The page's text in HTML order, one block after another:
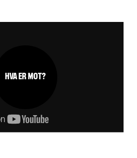
HVA ER MOT?